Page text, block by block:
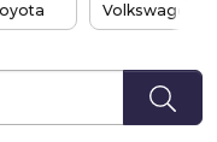
Volkswagen